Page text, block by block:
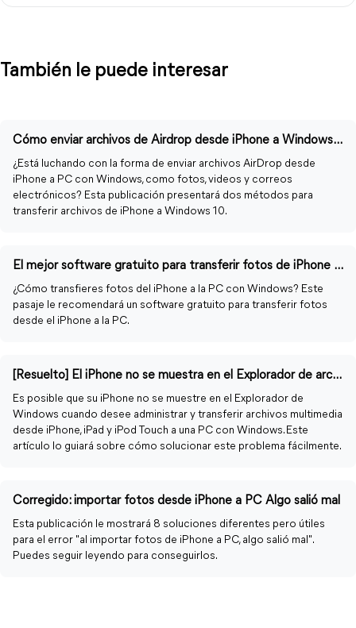
También le puede interesar
Cómo enviar archivos de Airdrop desde iPhone a Windows 10/11 fácilmente
¿Está luchando con la forma de enviar archivos AirDrop desde
iPhone a PC con Windows, como fotos, videos y correos
electrónicos? Esta publicación presentará dos métodos para
transferir archivos de iPhone a Windows 10.
El mejor software gratuito para transferir fotos de iPhone a PC
¿Cómo transfieres fotos del iPhone a la PC con Windows? Este
pasaje le recomendará un software gratuito para transferir fotos
desde el iPhone a la PC.
[Resuelto] El iPhone no se muestra en el Explorador de archivos de Windows 11/10/8/7
Es posible que su iPhone no se muestre en el Explorador de
Windows cuando desee administrar y transferir archivos multimedia
desde iPhone, iPad y iPod Touch a una PC con Windows. Este
artículo lo guiará sobre cómo solucionar este problema fácilmente.
Corregido: importar fotos desde iPhone a PC Algo salió mal
Esta publicación le mostrará 8 soluciones diferentes pero útiles
para el error "al importar fotos de iPhone a PC, algo salió mal".
Puedes seguir leyendo para conseguirlos.